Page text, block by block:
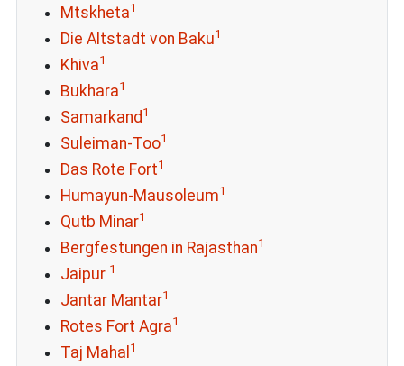
Mtskheta1
Die Altstadt von Baku1
Khiva1
Bukhara1
Samarkand 1
Suleiman-Too1
Das Rote Fort1
Humayun-Mausoleum1
Qutb Minar1
Bergfestungen in Rajasthan1
Jaipur 1
Jantar Mantar1
Rotes Fort Agra1
Taj Mahal 1